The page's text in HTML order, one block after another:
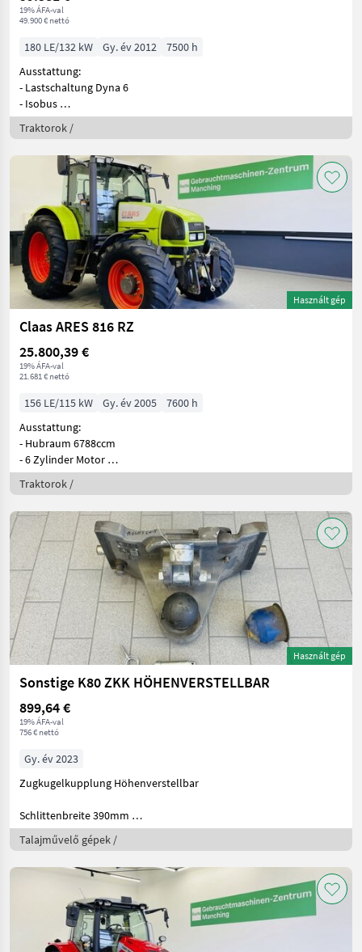
19% ÁFA-val
49.900 € nettó
180 LE/132 kW Gy. év 2012
7500 h
Ausstattung:
- Lastschaltung Dyna 6
- Isobus
- Dataronic 4 Bildsc
Traktorok /
Használt gép
Claas ARES 816 RZ
25.800,39 €
19% ÁFA-val
21.681 € nettó
156 LE/115 kW Gy. év 2005
7600 h
Ausstattung:
- Hubraum 6788ccm
- 6 Zylinder Motor
- Lastschaltgetr
Traktorok /
Használt gép
Sonstige K80 ZKK HÖHENVERSTELLBAR
899,64 €
19% ÁFA-val
756 € nettó
Gy. év 2023
Zugkugelkupplung Höhenverstellbar
Schlittenbreite 390mm
Schlittens
Talajművelő gépek /